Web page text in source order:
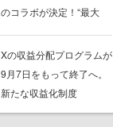
のコラボが決定！“最大
ンペーンなども発表
Xの収益分配プログラムが
9月7日をもって終了へ。
新たな収益化制度
「Original Content